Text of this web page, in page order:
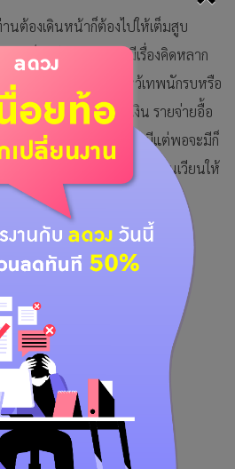
นต้องเดินหน้าก็ต้องไปให้เต็มสูบ
สำเร็จกลับมา ท่านจะมีเรื่องคิดหลาก
ดึงไปทางนั้นเอง ไปไหว้เทพนักรบหรือ
อให้เกิดกำลังใจ การเงิน รายจ่ายอื้อ
อื่น ความรัก เหมือนอยากมีแต่พอจะมีก็
ล้วระวังความหลังครั้งเก่าจะวนเวียนให้